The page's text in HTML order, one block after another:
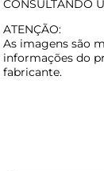
CONSULTANDO
ATENÇÃO:
As imagens são
informações do
fabricante.